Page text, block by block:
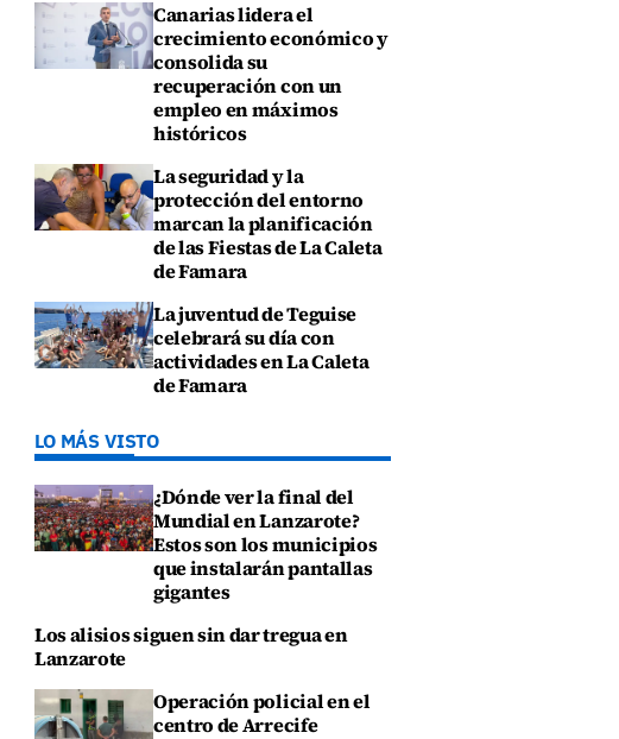
Canarias lidera el
crecimiento económico y
consolida su
recuperación con un
empleo en máximos
históricos
La seguridad y la
protección del entorno
marcan la planificación
de las Fiestas de La Caleta
de Famara
La juventud de Teguise
celebrará su día con
actividades en La Caleta
de Famara
LO MÁS VISTO
¿Dónde ver la final del
Mundial en Lanzarote?
Estos son los municipios
que instalarán pantallas
gigantes
Los alisios siguen sin dar tregua en
Lanzarote
Operación policial en el
centro de Arrecife